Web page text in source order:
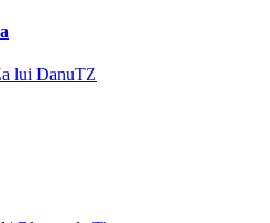
lui DanuTZ